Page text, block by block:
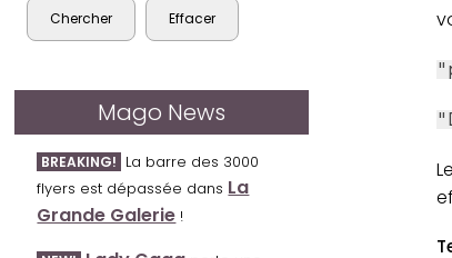
Mago News
BREAKING! La barre des 3000
flyers est dépassée dans La
Grande Galerie !